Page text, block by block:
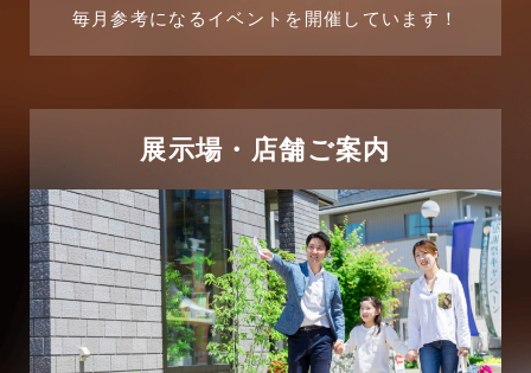
リフォームに関するよくある質問
三郷中央駅店-ブログ
三郷市
三郷駅前店-ブログ
不動産の基礎知識に関するよくある質問
2025年6月
2025年3月
2025年2月
2025年1月
毎月参考になるイベントを開催しています！
展示場・店舗ご案内